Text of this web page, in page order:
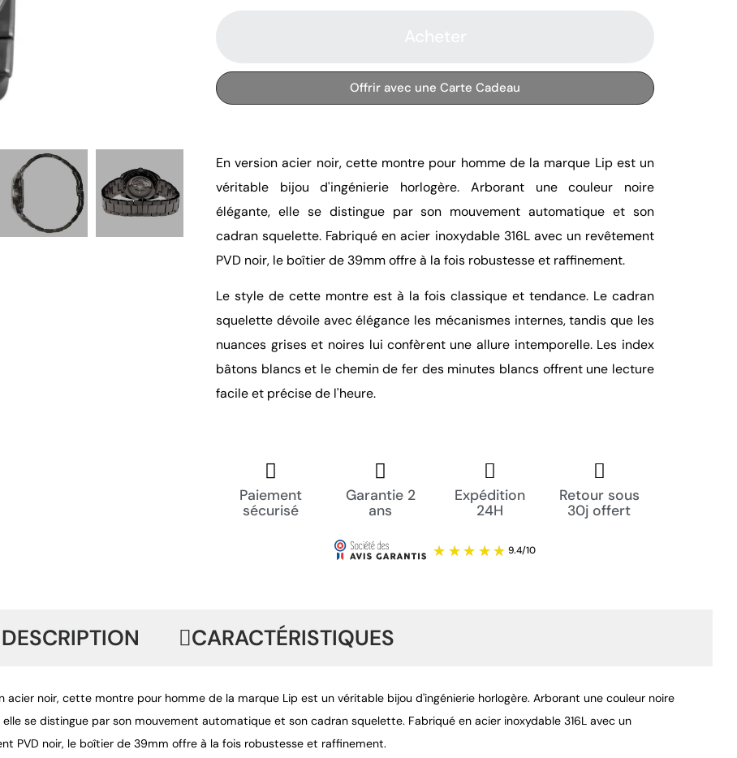
Offrir avec une Carte Cadeau
En version acier noir, cette montre pour homme de la marque Lip est un
véritable bijou d'ingénierie horlogère. Arborant une couleur noire
élégante, elle se distingue par son mouvement automatique et son
cadran squelette. Fabriqué en acier inoxydable 316L avec un revêtement
PVD noir, le boîtier de 39mm offre à la fois robustesse et raffinement.
Le style de cette montre est à la fois classique et tendance. Le cadran
squelette dévoile avec élégance les mécanismes internes, tandis que les
nuances grises et noires lui confèrent une allure intemporelle. Les index
bâtons blancs et le chemin de fer des minutes blancs offrent une lecture
facile et précise de l'heure.
Paiement
sécurisé
Garantie 2
ans
Expédition
24H
Retour sous
30j offert
DESCRIPTION CARACTÉRISTIQUES
acier noir, cette montre pour homme de la marque Lip est un véritable bijou d'ingénierie horlogère. Arborant une couleur noire
elle se distingue par son mouvement automatique et son cadran squelette. Fabriqué en acier inoxydable 316L avec un
PVD noir, le boîtier de 39mm offre à la fois robustesse et raffinement.